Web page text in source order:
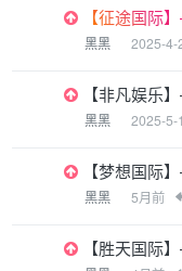
【征途国际
黑黑 2025-4-
【非凡娱乐
黑黑 2025-5-
【梦想国际
黑黑 5月前
【胜天国际